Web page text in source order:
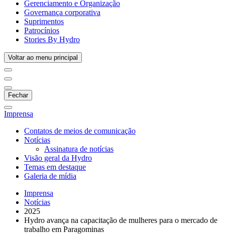
Gerenciamento e Organização
Governança corporativa
Suprimentos
Patrocínios
Stories By Hydro
Voltar ao menu principal
Fechar
Imprensa
Contatos de meios de comunicação
Notícias
Assinatura de notícias
Visão geral da Hydro
Temas em destaque
Galeria de mídia
Imprensa
Notícias
2025
Hydro avança na capacitação de mulheres para o mercado de
trabalho em Paragominas